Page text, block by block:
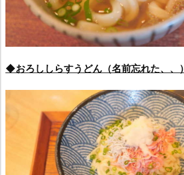
◆おろししらすうどん（名前忘れた、、）